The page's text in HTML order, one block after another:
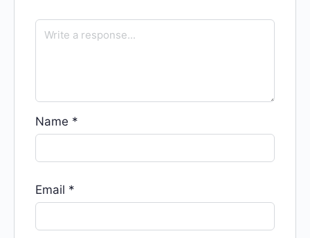
Name *
Email *